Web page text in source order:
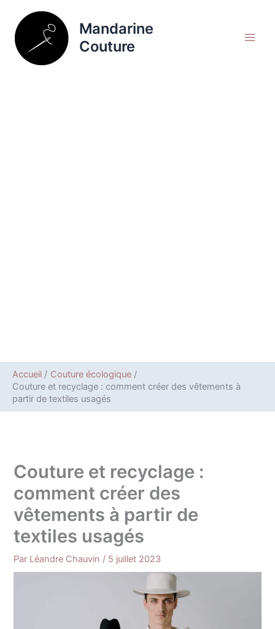
contenu
Mandarine
Couture
Accueil
Couture écologique
Couture et recyclage : comment créer des vêtements à
partir de textiles usagés
Couture et recyclage :
comment créer des
vêtements à partir de
textiles usagés
Par Léandre Chauvin / 5 juillet 2023